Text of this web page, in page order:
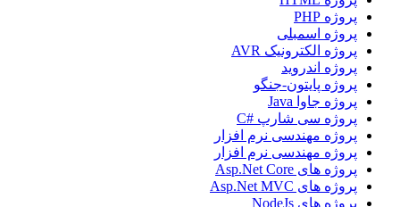
پروژه PHP
پروژه اسمبلی
پروژه الکترونیک AVR
پروژه اندروید
پروژه پایتون-جنگو
پروژه جاوا Java
پروژه سی شارپ #C
پروژه مهندسی نرم افزار
پروژه مهندسی نرم افزار
پروژه های Asp.Net Core
پروژه های Asp.Net MVC
پروژه های NodeJs